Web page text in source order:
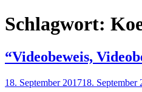
Schlagwort:
“Videobeweis,
18. September 201718. September